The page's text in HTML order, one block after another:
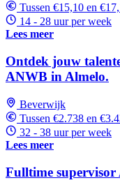
Tussen €15,10 en
14 - 28 uur per week
Lees meer
Ontdek jouw
ANWB in Almelo.
Beverwijk
Tussen €2.738 en
32 - 38 uur per week
Lees meer
Fulltime